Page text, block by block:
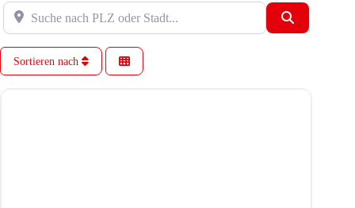
Suche nach PLZ oder Stadt…
Sortieren nach